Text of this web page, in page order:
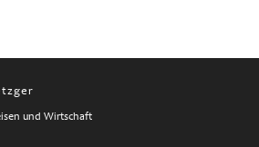
und Wirtschaft